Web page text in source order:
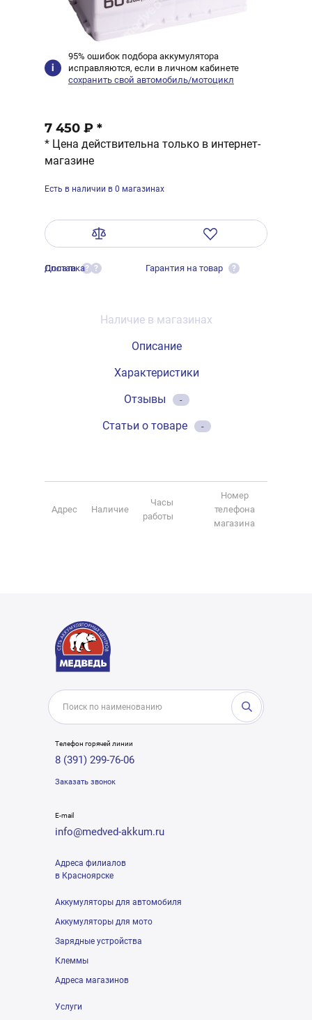
95% ошибок подбора аккумулятора
исправляются, если в личном кабинете
сохранить свой автомобиль/мотоцикл
7 450 ₽ *
* Цена действительна только в интернет-
магазине
Есть в наличии в 0 магазинах
Оплата ?
Доставка ? Гарантия на товар ?
Наличие в магазинах
Описание
Характеристики
Отзывы
-
Статьи о товаре -
Адрес Наличие
Часы
работы
Номер
телефона
магазина
Телефон горячей линии
8 (391) 299-76-06
Заказать звонок
E-mail
info@medved-akkum.ru
Адреса филиалов
в Красноярске
Аккумуляторы для автомобиля
Аккумуляторы для мото
Зарядные устройства
Клеммы
Адреса магазинов
Услуги